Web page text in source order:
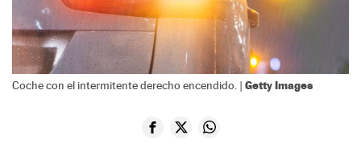
Coche con el intermitente derecho encendido. | Getty Images